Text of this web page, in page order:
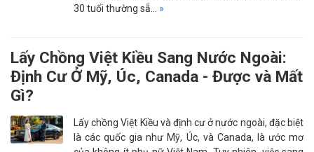
30 tuổi thường sẵ… »
Lấy Chồng Việt Kiều Sang Nước Ngoài:
Định Cư Ở Mỹ, Úc, Canada - Được và Mất
Gì?
Lấy chồng Việt Kiều và định cư ở nước ngoài, đặc biệt
là các quốc gia như Mỹ, Úc, và Canada, là ước mơ